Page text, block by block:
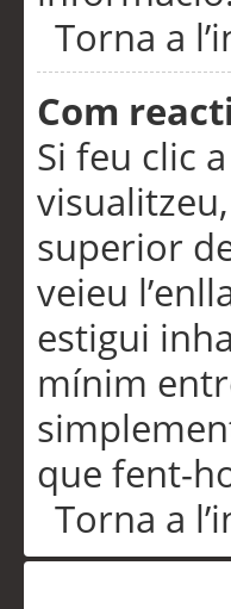
Torna a
Com
Si feu clic
superior
veieu
estigui
mínim
que fent-
Torna a